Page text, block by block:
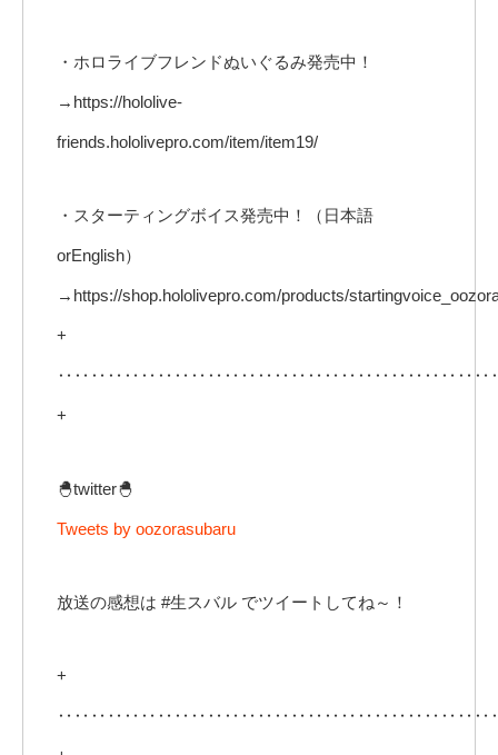
・ホロライブフレンドぬいぐるみ発売中！
→https://hololive-
friends.hololivepro.com/item/item19/
・スターティングボイス発売中！（日本語
orEnglish）
→https://shop.hololivepro.com/products/
+
+
🐣twitter🐣
Tweets by oozorasubaru
放送の感想は #生スバル でツイートしてね～！
+